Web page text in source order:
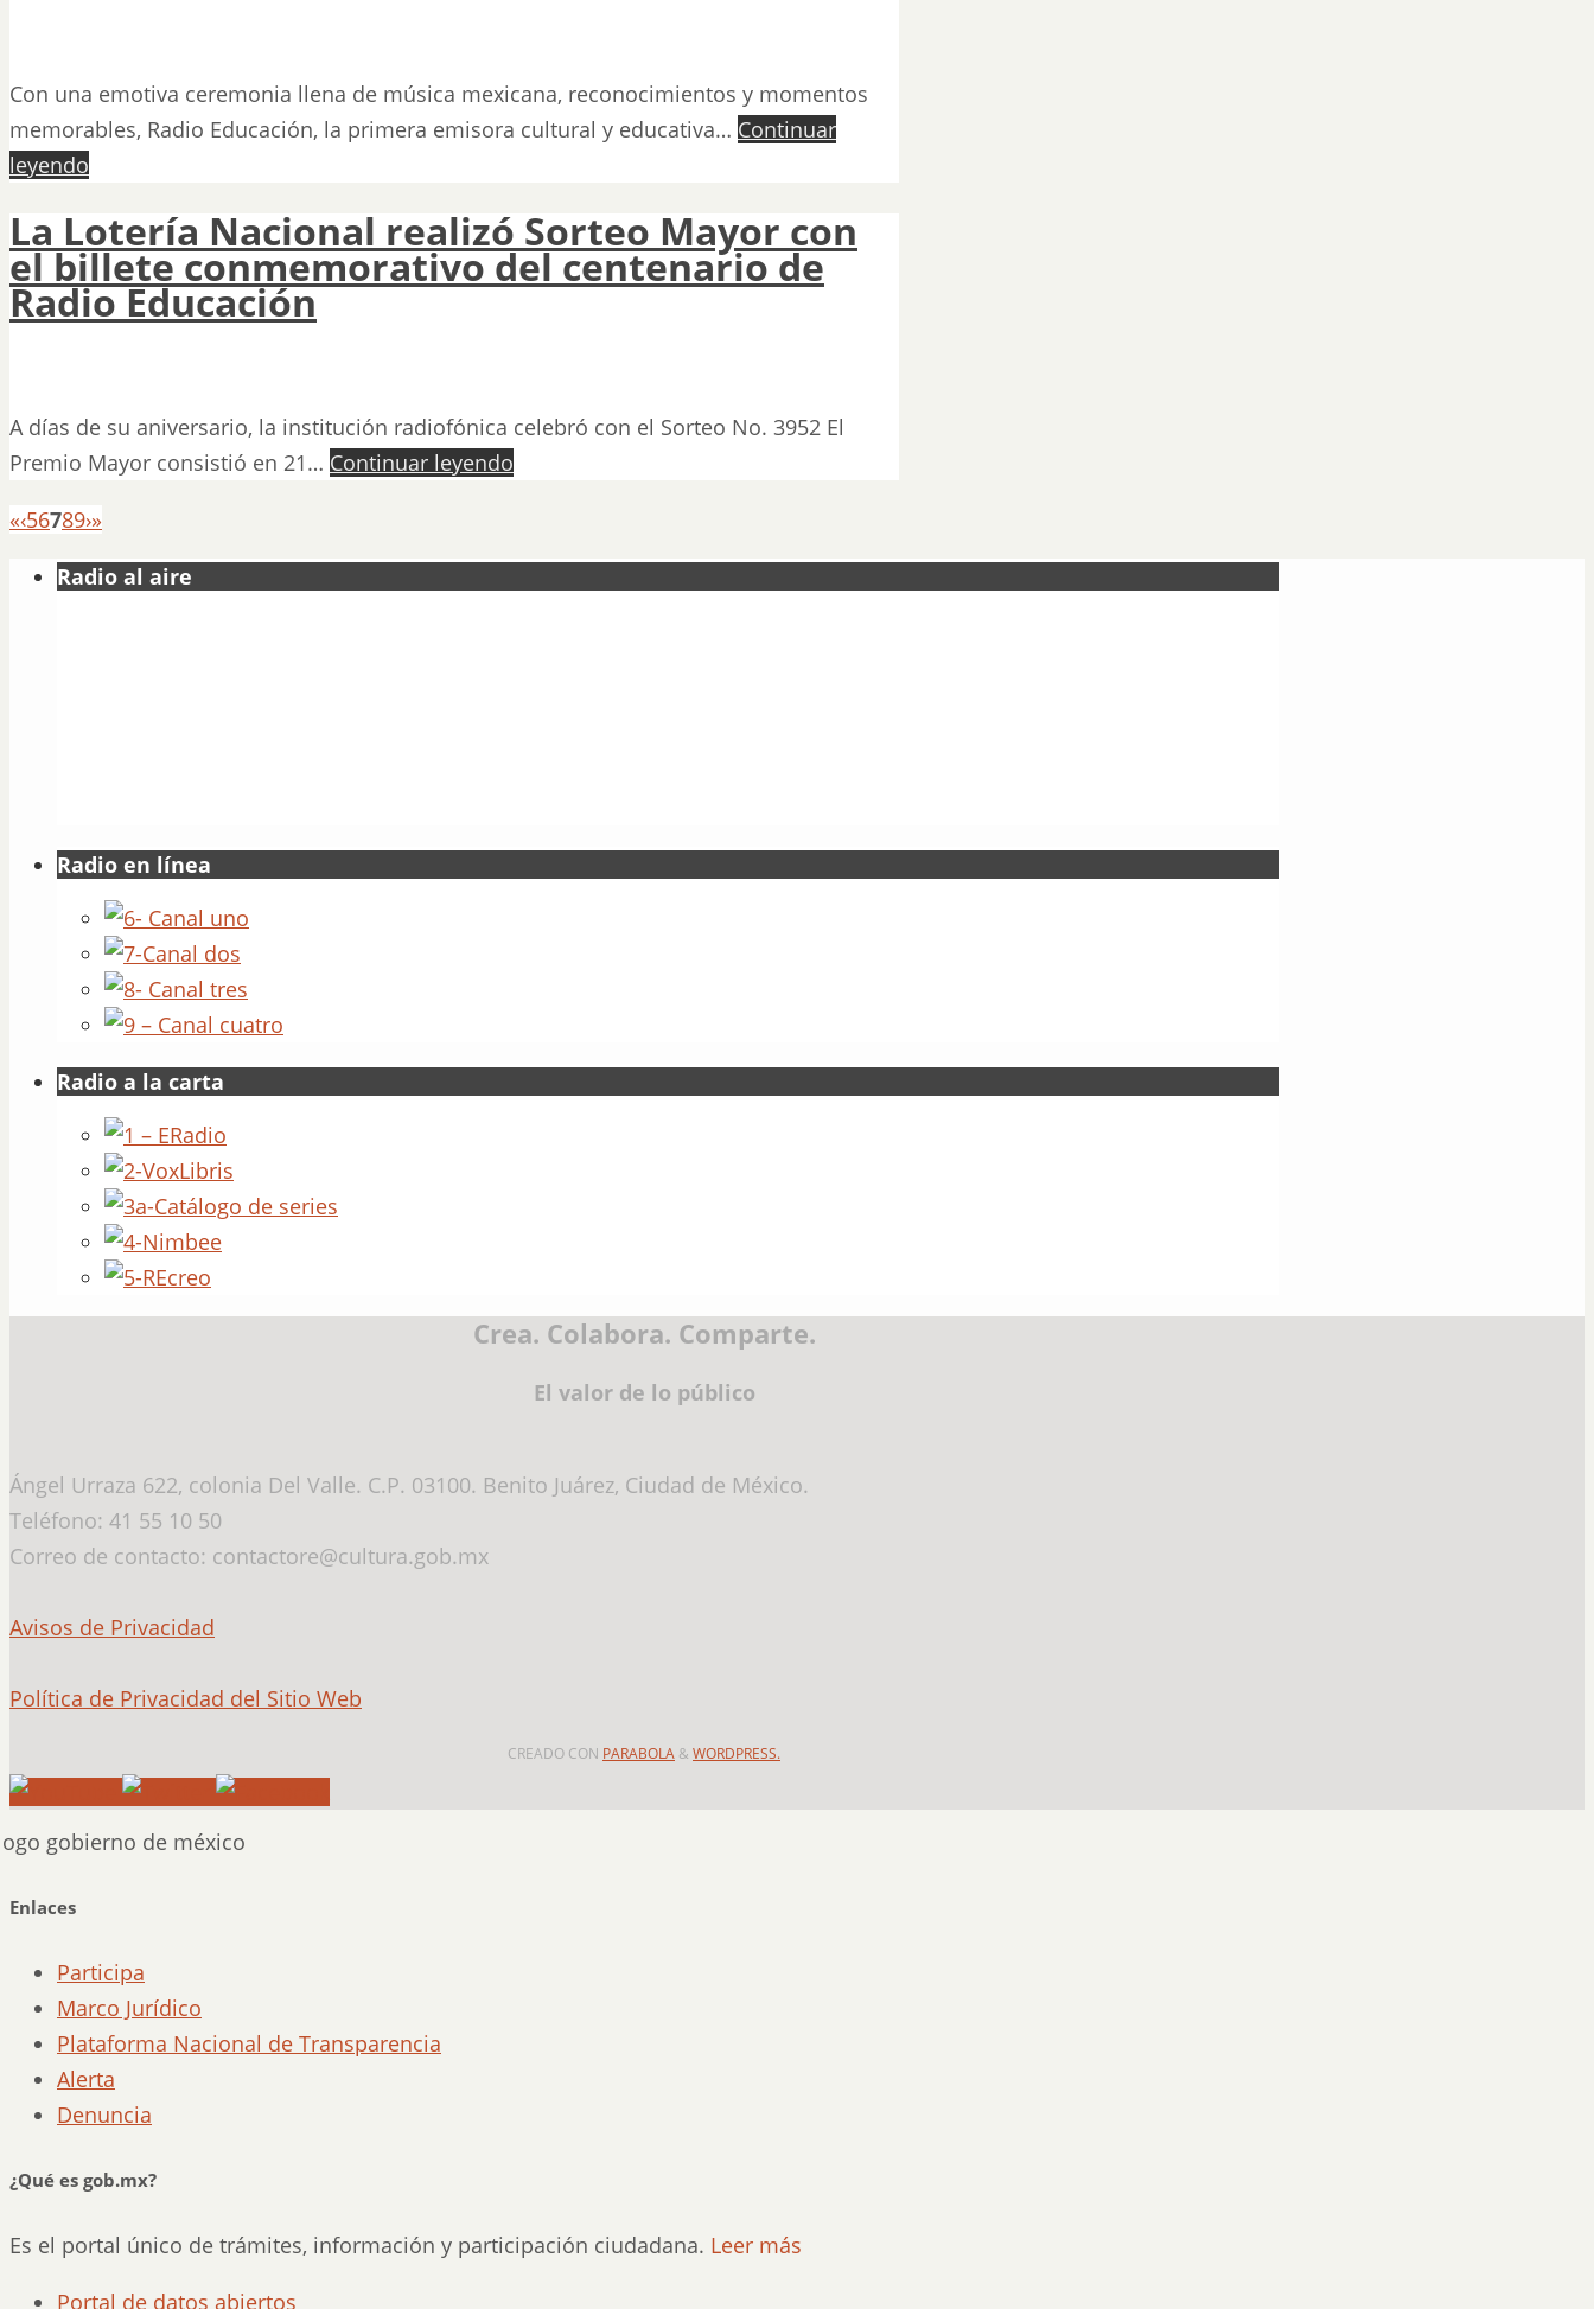
Con una emotiva ceremonia llena de música mexicana, reconocimientos y momentos
memorables, Radio Educación, la primera emisora cultural y educativa… Continuar
leyendo
La Lotería Nacional realizó Sorteo Mayor con
el billete conmemorativo del centenario de
Radio Educación
A días de su aniversario, la institución radiofónica celebró con el Sorteo No. 3952 El
Premio Mayor consistió en 21… Continuar leyendo
«‹56789›»
Radio al aire
Radio en línea
Radio a la carta
Crea. Colabora. Comparte.
El valor de lo público
Ángel Urraza 622, colonia Del Valle. C.P. 03100. Benito Juárez, Ciudad de México.
Teléfono: 41 55 10 50
Correo de contacto: contactore@cultura.gob.mx
Avisos de Privacidad
Política de Privacidad del Sitio Web
CREADO CON PARABOLA & WORDPRESS.
Enlaces
Participa
Marco Jurídico
Plataforma Nacional de Transparencia
Alerta
Denuncia
¿Qué es gob.mx?
Es el portal único de trámites, información y participación ciudadana. Leer más
Portal de datos abiertos